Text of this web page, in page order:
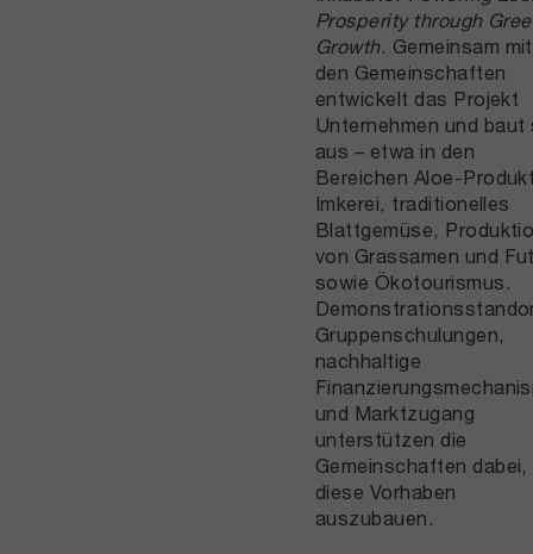
Prosperity through
Growth. Gemeinsam mit
den Gemeinschaften
entwickelt das Projekt
Unternehmen und baut
aus – etwa in den
Bereichen Aloe-
Imkerei, traditionelles
Blattgemüse,
von Grassamen und
sowie Ökotourismus.
Gruppenschulungen,
nachhaltige
und Marktzugang
unterstützen die
Gemeinschaften dabei,
diese Vorhaben
auszubauen.